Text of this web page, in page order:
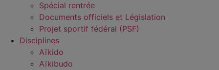
Spécial rentrée
Documents officiels et Législation
Projet sportif fédéral (PSF)
Disciplines
Aïkido
Aïkibudo